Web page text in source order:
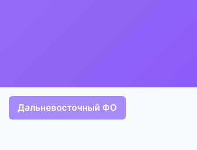
Дальневосточный ФО